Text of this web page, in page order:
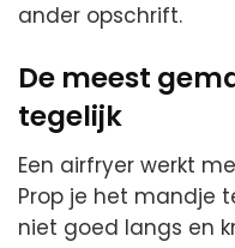
ander opschrift.
De meest
tegelijk
Een airfryer werkt
Prop je het mandje
niet goed langs en